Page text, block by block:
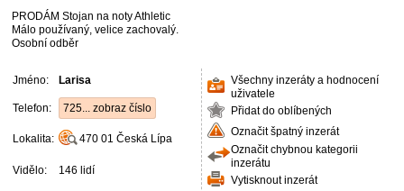
PRODÁM Stojan na noty Athletic
Málo používaný, velice zachovalý.
Osobní odběr
Jméno: Larisa
Telefon: 725... zobraz číslo
Lokalita: 470 01 Česká Lípa
Vidělo: 146 lidí
Všechny inzeráty a hodnocení
uživatele
Přidat do oblíbených
Označit špatný inzerát
Označit chybnou kategorii
inzerátu
Vytisknout inzerát